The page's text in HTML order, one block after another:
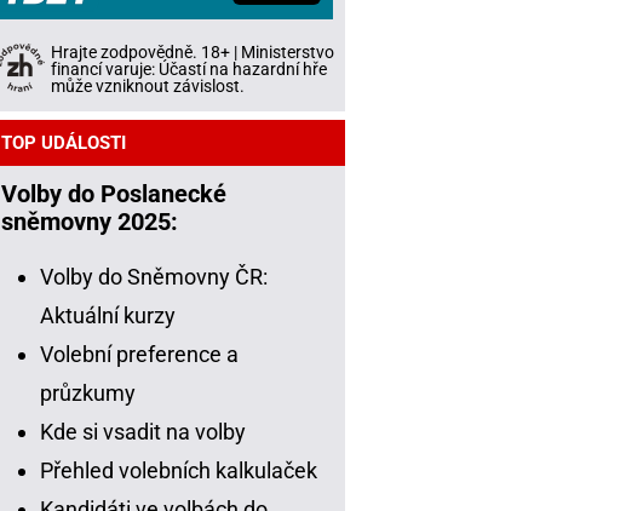
Hrajte zodpovědně. 18+ | Ministerstvo
financí varuje: Účastí na hazardní hře
může vzniknout závislost.
TOP UDÁLOSTI
Volby do Poslanecké
sněmovny 2025:
Volby do Sněmovny ČR:
Aktuální kurzy
Volební preference a
průzkumy
Kde si vsadit na volby
Přehled volebních kalkulaček